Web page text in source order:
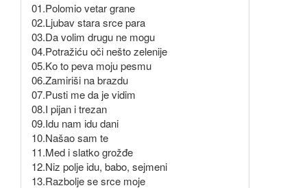
01.Polomio vetar grane
02.Ljubav stara srce para
03.Da volim drugu ne mogu
04.Potražiću oči nešto zelenije
05.Ko to peva moju pesmu
06.Zamiriši na brazdu
07.Pusti me da je vidim
08.I pijan i trezan
09.Idu nam idu dani
10.Našao sam te
11.Med i slatko grožđe
12.Niz polje idu, babo, sejmeni
13.Razbolje se srce moje